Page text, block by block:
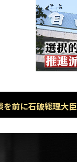
前に石破総理大